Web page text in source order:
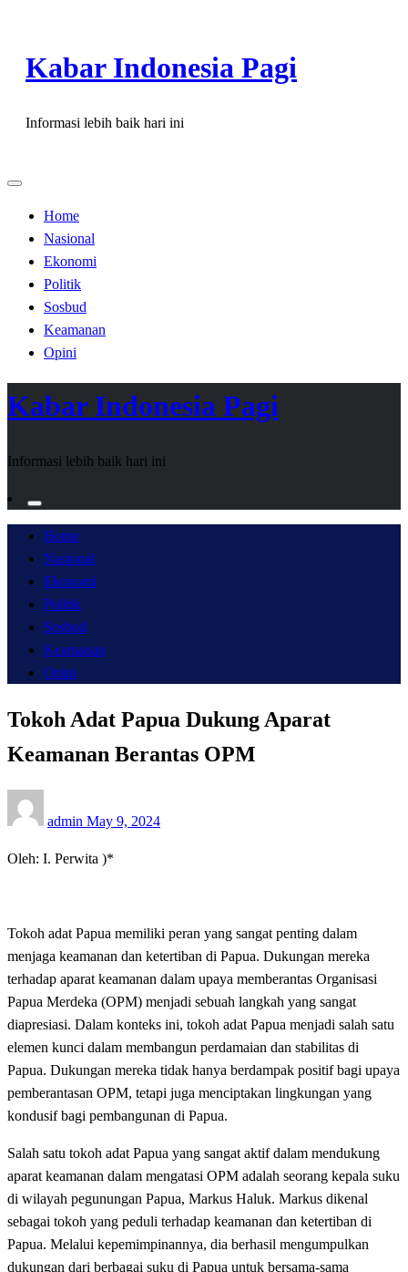
content
Kabar Indonesia Pagi
Informasi lebih baik hari ini
Home
Nasional
Ekonomi
Politik
Sosbud
Keamanan
Opini
Kabar Indonesia Pagi
Informasi lebih baik hari ini
Home
Nasional
Ekonomi
Politik
Sosbud
Keamanan
Opini
Tokoh Adat Papua Dukung Aparat
Keamanan Berantas OPM
admin on
May 9, 2024
Oleh: I. Perwita )*
Tokoh adat Papua memiliki peran yang sangat penting dalam
menjaga keamanan dan ketertiban di Papua. Dukungan mereka
terhadap aparat keamanan dalam upaya memberantas Organisasi
Papua Merdeka (OPM) menjadi sebuah langkah yang sangat
diapresiasi. Dalam konteks ini, tokoh adat Papua menjadi salah satu
elemen kunci dalam membangun perdamaian dan stabilitas di
Papua. Dukungan mereka tidak hanya berdampak positif bagi upaya
pemberantasan OPM, tetapi juga menciptakan lingkungan yang
kondusif bagi pembangunan di Papua.
Salah satu tokoh adat Papua yang sangat aktif dalam mendukung
aparat keamanan dalam mengatasi OPM adalah seorang kepala suku
di wilayah pegunungan Papua, Markus Haluk. Markus dikenal
sebagai tokoh yang peduli terhadap keamanan dan ketertiban di
Papua. Melalui kepemimpinannya, dia berhasil mengumpulkan
dukungan dari berbagai suku di Papua untuk bersama-sama